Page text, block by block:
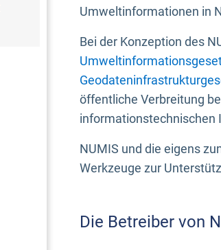
Umweltinformationen in
Bei der Konzeption des
öffentliche Verbreitung
informationstechnischen
NUMIS und die eigens
Werkzeuge zur
Die Betreiber von